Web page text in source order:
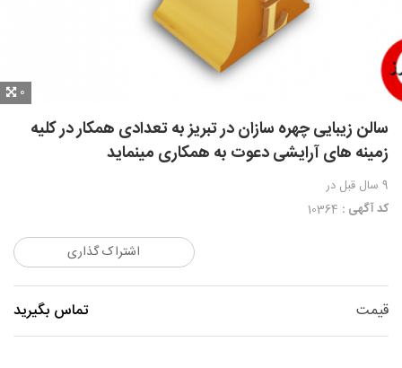
0
سالن زیبایی چهره سازان در تبریز به تعدادی همکار در کلیه
زمینه های آرایشی دعوت به همکاری مینماید
9 سال قبل
در
کد آگهی :
اشتراک گذاری
قیمت تماس بگیرید